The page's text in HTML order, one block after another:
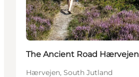
The Ancient Road Hærvejen
Hærvejen, South Jutland